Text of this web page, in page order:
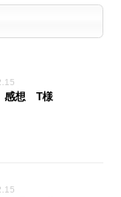
感想 T様